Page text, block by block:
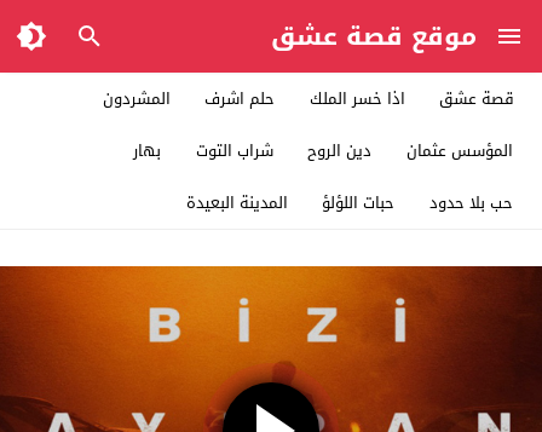
موقع قصة عشق
قصة عشق اذا خسر الملك حلم اشرف
المشردون
المؤسس عثمان
دين الروح شراب التوت
بهار
حب بلا حدود
حبات اللؤلؤ المدينة البعيدة